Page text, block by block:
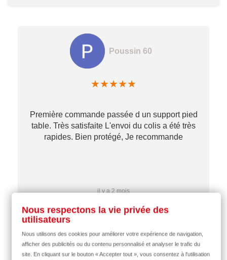
Poussin 60
★★★★★
Première commande passée d un support pied
table. Très satisfaite L'envoi du colis a été très
rapides. Bien protégé, Je recommande
il y a 2 mois
Nous respectons la vie privée des
utilisateurs
Nous utilisons des cookies pour améliorer votre expérience de navigation,
afficher des publicités ou du contenu personnalisé et analyser le trafic du
site. En cliquant sur le bouton « Accepter tout », vous consentez à l'utilisation